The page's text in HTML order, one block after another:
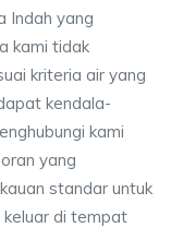
Indah yang
kami tidak
kriteria air yang
kendala-
kami
yang
standar untuk
keluar di tempat